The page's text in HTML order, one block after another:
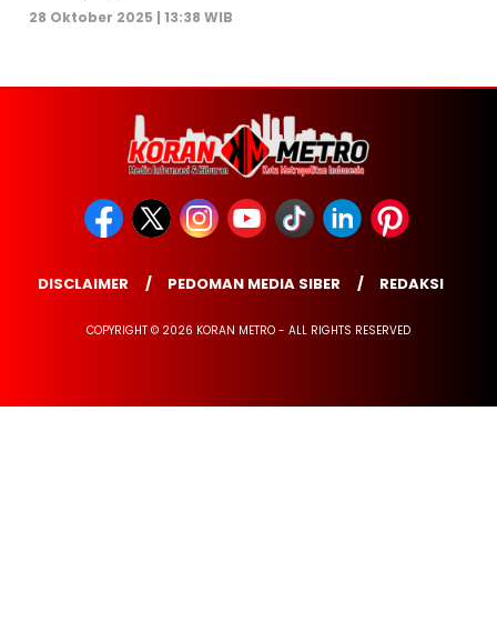
28 Oktober 2025 | 13:38 WIB
DISCLAIMER PEDOMAN MEDIA SIBER REDAKSI
COPYRIGHT © 2026 KORAN METRO - ALL RIGHTS RESERVED